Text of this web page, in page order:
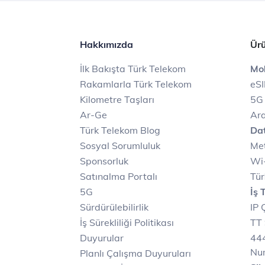
Hakkımızda
İlk Bakışta Türk Telekom
Rakamlarla Türk Telekom
Kilometre Taşları
Ar-Ge
Türk Telekom Blog
Sosyal Sorumluluk
Sponsorluk
Satınalma Portalı
5G
Sürdürülebilirlik
İş Sürekliliği Politikası
Duyurular
Planlı Çalışma Duyuruları
5G
İş
IP
TT